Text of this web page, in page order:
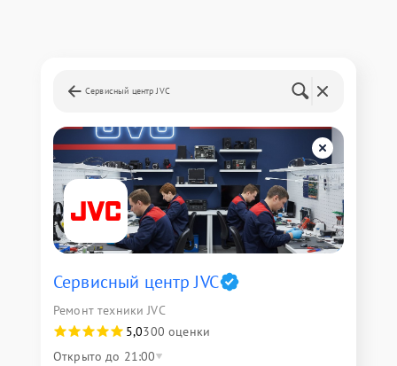
Сервисный центр JVC
Сервисный центр JVC
Ремонт техники JVC
5,0300 оценки
Открыто до 21:00